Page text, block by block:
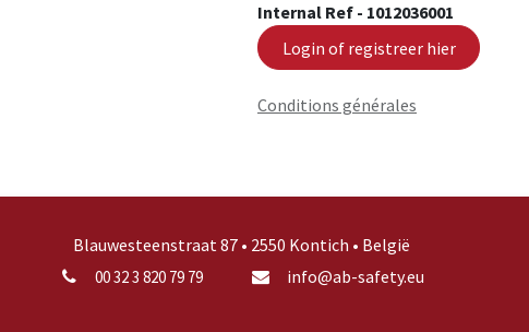
Internal Ref - 1012036001
Login of registreer hier
Conditions générales
Blauwesteenstraat 87 • 2550 Kontich • België
00 32 3 820 79 79 info@ab-safety.eu